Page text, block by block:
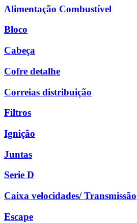
Alimentação Combustível
Bloco
Cabeça
Cofre detalhe
Correias distribuição
Filtros
Ignição
Juntas
Serie D
Caixa velocidades/ Transmissão
Escape